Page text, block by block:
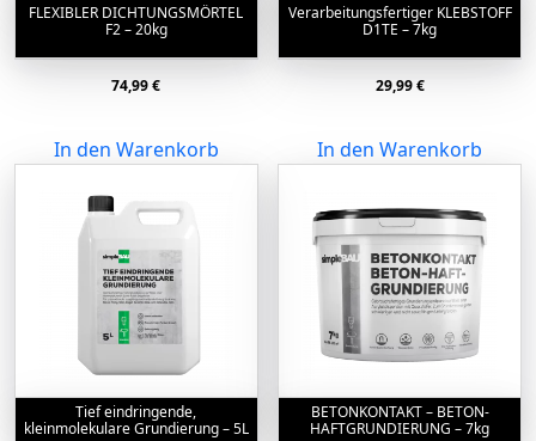
FLEXIBLER DICHTUNGSMÖRTEL
F2 – 20kg
74,99€
In den Warenkorb
Verarbeitungsfertiger KLEBSTOFF
D1TE – 7kg
29,99€
In den Warenkorb
Tief eindringende,
kleinmolekulare Grundierung – 5L
BETONKONTAKT – BETON-
HAFTGRUNDIERUNG – 7kg